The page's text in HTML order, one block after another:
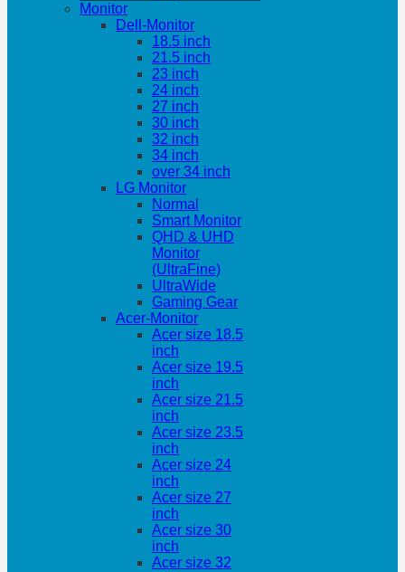
Monitor
Dell-Monitor
18.5 inch
21.5 inch
23 inch
24 inch
27 inch
30 inch
32 inch
34 inch
over 34 inch
LG Monitor
Normal
Smart Monitor
QHD & UHD
Monitor
(UltraFine)
UltraWide
Gaming Gear
Acer-Monitor
Acer size 18.5
inch
Acer size 19.5
inch
Acer size 21.5
inch
Acer size 23.5
inch
Acer size 24
inch
Acer size 27
inch
Acer size 30
inch
Acer size 32